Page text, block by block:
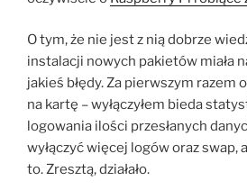
O tym, że nie jest z nią dobrze
instalacji nowych pakietów miała
jakieś błędy. Za pierwszym razem
na kartę – wyłączyłem bieda
logowania ilości przesłanych
wyłączyć więcej logów oraz swap,
to. Zresztą, działało.